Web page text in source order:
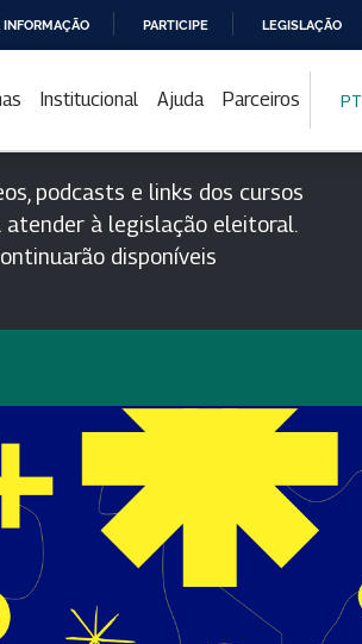
PARTICIPE LEGISLAÇÃO
Institucional Ajuda Parceiros PT
podcasts e links dos cursos
à legislação eleitoral.
disponíveis